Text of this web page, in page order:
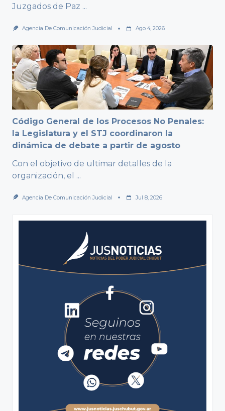
Juzgados de Paz ...
Agencia De Comunicación Judicial Ago 4, 2026
Código General de los Procesos No Penales:
la Legislatura y el STJ coordinaron la
dinámica de debate a partir de agosto
Con el objetivo de ultimar detalles de la
organización, el ...
Agencia De Comunicación Judicial Jul 8, 2026